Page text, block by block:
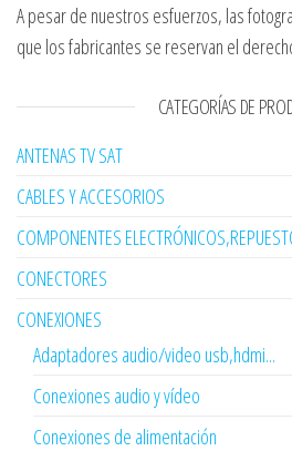
A pesar de nuestros esfuerzos, las
que los fabricantes se reservan el
CATEGORÍAS DE
ANTENAS TV SAT
CABLES Y ACCESORIOS
COMPONENTES
CONECTORES
CONEXIONES
Adaptadores audio/video usb,hdmi...
Conexiones audio y vídeo
Conexiones de alimentación